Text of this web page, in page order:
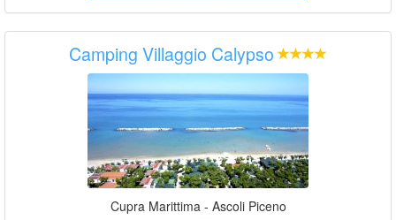
Camping Villaggio Calypso
Cupra Marittima - Ascoli Piceno